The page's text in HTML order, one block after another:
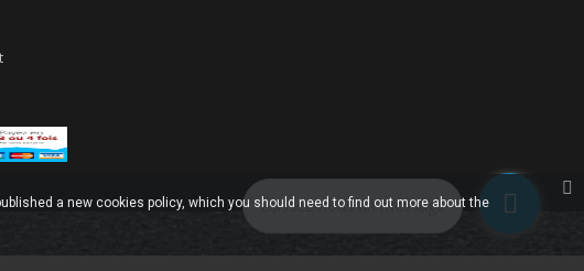
Laissez-nous un message
a new cookies policy, which you should need to find out more about the